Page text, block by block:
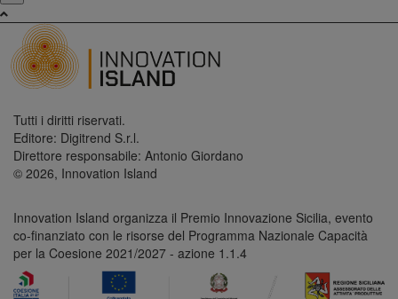
Tutti i diritti riservati.
Editore: Digitrend S.r.l.
Direttore responsabile: Antonio Giordano
© 2026, Innovation Island
Innovation Island organizza il Premio Innovazione Sicilia, evento
co-finanziato con le risorse del Programma Nazionale Capacità
per la Coesione 2021/2027 - azione 1.1.4